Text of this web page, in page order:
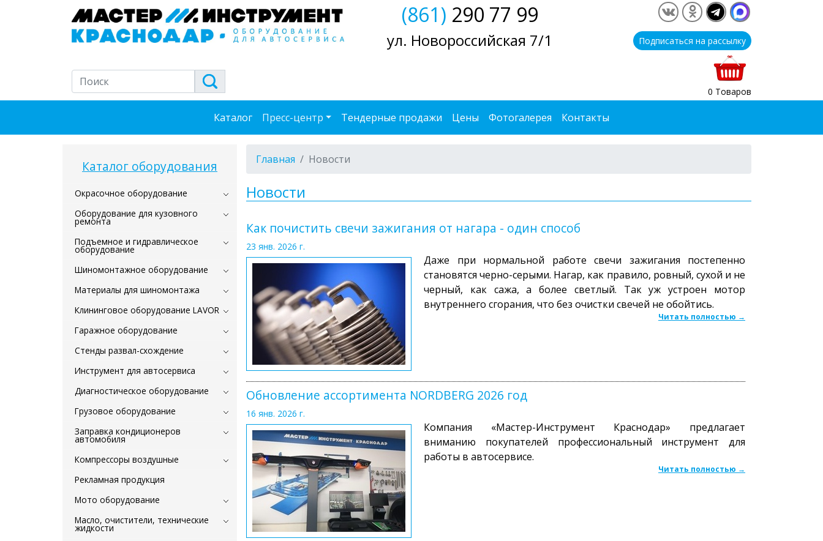
(861) 290 77 99
ул. Новороссийская 7/1 Подписаться на рассылку
0 Товаров
Каталог Пресс-центр Тендерные продажи Цены Фотогалерея Контакты
Каталог оборудования
Окрасочное оборудование
Оборудование для кузовного
ремонта
Подъемное и гидравлическое
оборудование
Шиномонтажное оборудование
Материалы для шиномонтажа
Клининговое оборудование LAVOR
Гаражное оборудование
Стенды развал-схождение
Инструмент для автосервиса
Диагностическое оборудование
Грузовое оборудование
Заправка кондиционеров
автомобиля
Компрессоры воздушные
Рекламная продукция
Мото оборудование
Масло, очистители, технические
жидкости
Главная Новости
Новости
Как почистить свечи зажигания от нагара - один способ
23 янв. 2026 г.
Даже при нормальной работе свечи зажигания постепенно
становятся черно-серыми. Нагар, как правило, ровный, сухой и не
черный, как сажа, а более светлый. Так уж устроен мотор
внутреннего сгорания, что без очистки свечей не обойтись.
Читать полностью →
Обновление ассортимента NORDBERG 2026 год
16 янв. 2026 г.
Компания «Мастер-Инструмент Краснодар» предлагает
вниманию покупателей профессиональный инструмент для
работы в автосервисе.
Читать полностью →